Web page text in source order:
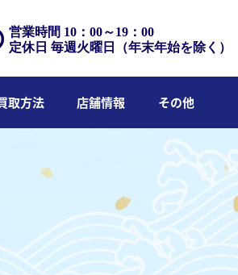
営業時間 10：00～19：00
定休日 毎週火曜日（年末年始を除く）
取方法 店舗情報 その他